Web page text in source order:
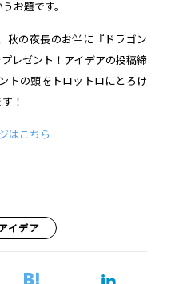
お題です。
秋の夜長のお伴に『ドラゴン
レゼント！アイデアの投稿締
トの頭をトロットロにとろけ
！
ジはこちら
アイデア